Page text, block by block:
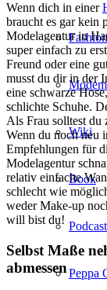
Wiki
Book
Podcast
Peppa
Wenn dich in einer
braucht es gar kein
Modelagentur in
super einfach zu
Freund oder eine
musst du dir in der
eine schwarze
schlichte Schuhe.
Als Frau solltest
Wenn du noch neu
Empfehlungen für
Modelagentur
relativ einfache
schlecht wie
weder Make-up
will bist du!
Selbst Maße
abmessen